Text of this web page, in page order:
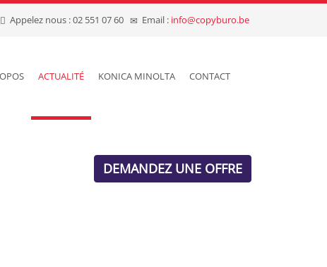
Appelez nous : 02 551 07 60 Email : info@copyburo.be
ACTUALITÉ KONICA MINOLTA CONTACT
DEMANDEZ UNE OFFRE